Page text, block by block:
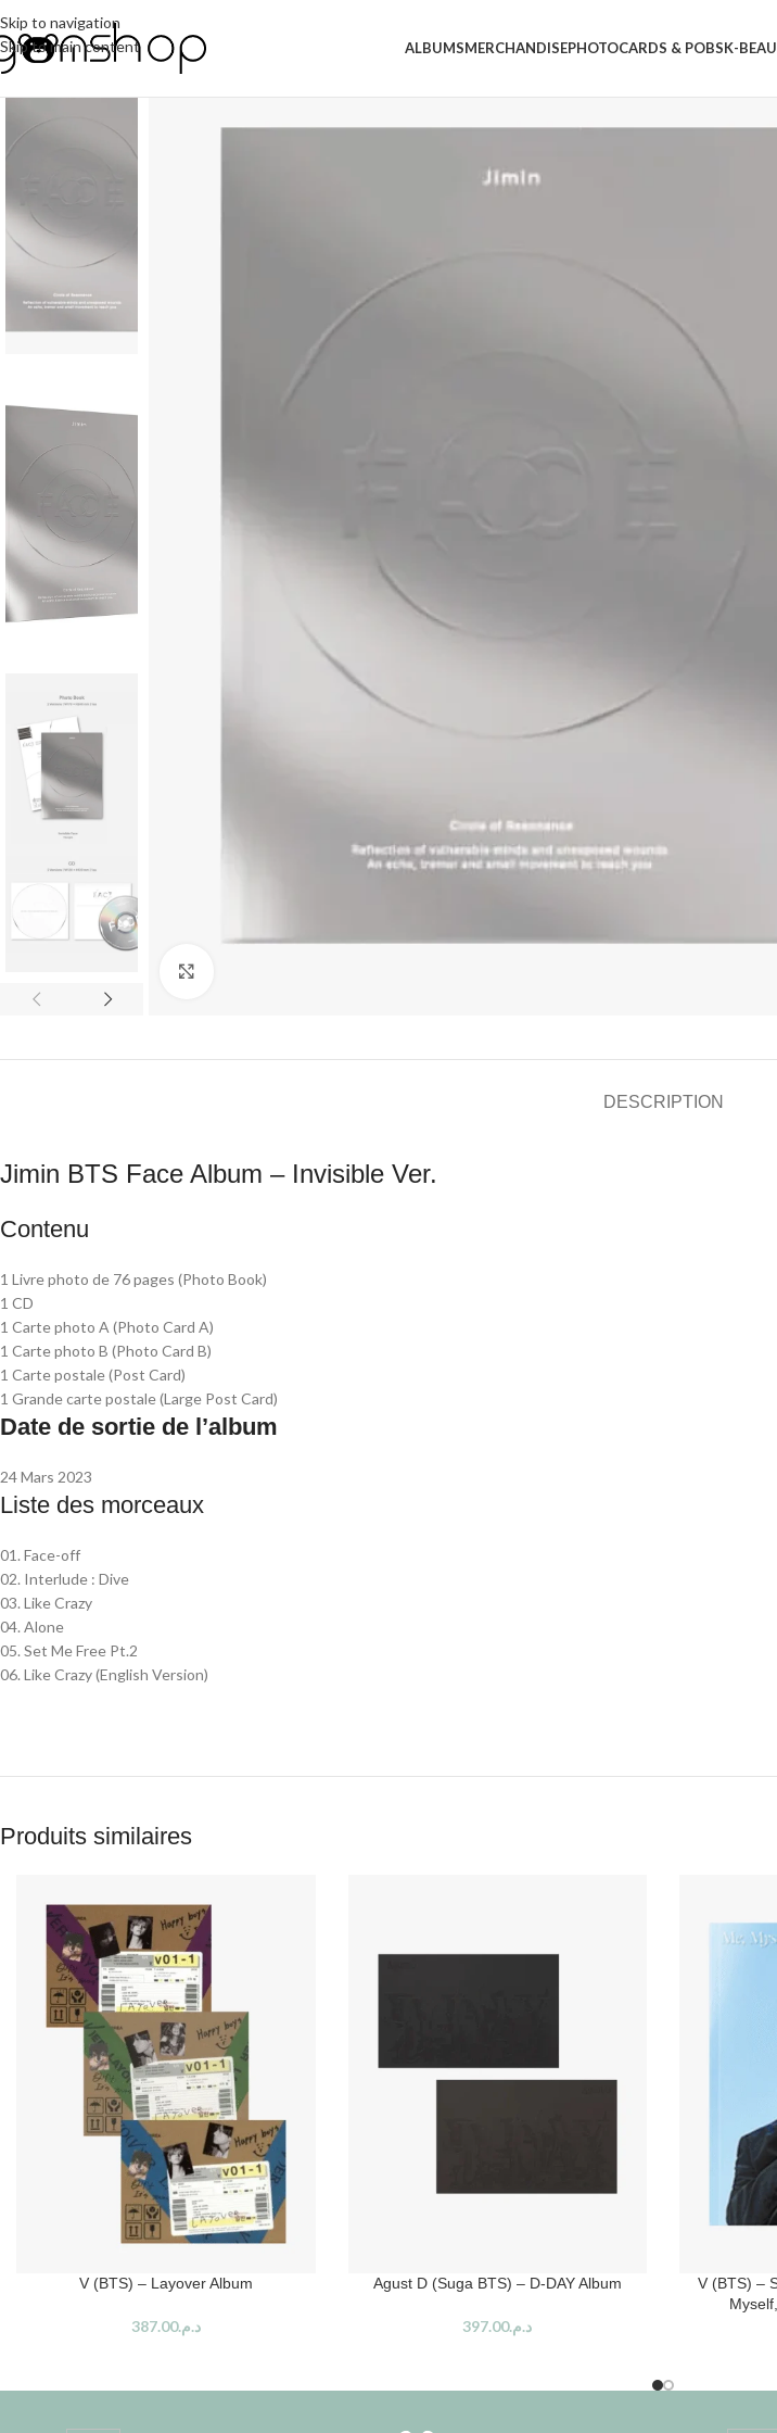
Skip to navigation
Skip to main content
ALBUMSMERCHANDISEPHOTOCARDS & POBSK-
DESCRIPTION
Jimin BTS Face Album – Invisible Ver.
Contenu
1 Livre photo de 76 pages (Photo Book)
1 CD
1 Carte photo A (Photo Card A)
1 Carte photo B (Photo Card B)
1 Carte postale (Post Card)
1 Grande carte postale (Large Post Card)
Date de sortie de l’album
24 Mars 2023
Liste des morceaux
01. Face-off
02. Interlude : Dive
03. Like Crazy
04. Alone
05. Set Me Free Pt.2
06. Like Crazy (English Version)
Produits similaires
V (BTS) – Layover Album
د.م.387.00
Agust D (Suga BTS) – D-DAY Album
د.م.397.00
V (BTS) –